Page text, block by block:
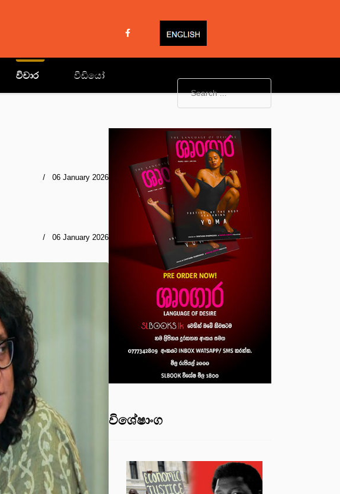
විචාර වීඩියෝ
06 January 2026
06 January 2026
විශේෂාංග